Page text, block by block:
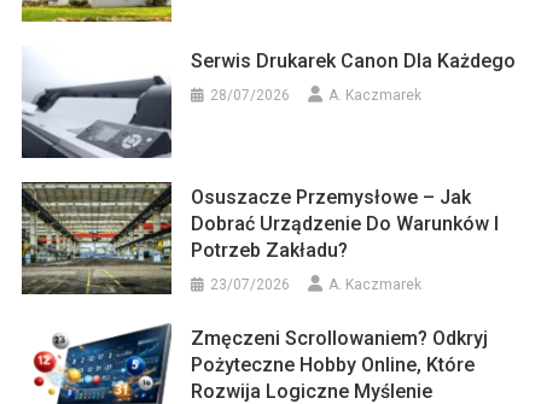
Serwis Drukarek Canon Dla Każdego
28/07/2026 A. Kaczmarek
Osuszacze Przemysłowe – Jak
Dobrać Urządzenie Do Warunków I
Potrzeb Zakładu?
23/07/2026 A. Kaczmarek
Zmęczeni Scrollowaniem? Odkryj
Pożyteczne Hobby Online, Które
Rozwija Logiczne Myślenie